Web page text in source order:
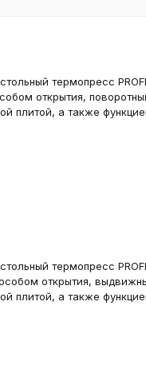
термопресс PROFI
открытия,
плитой, а также
термопресс PROFI
открытия,
плитой, а также